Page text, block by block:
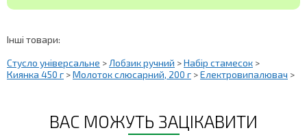
Інші товари:
Стусло універсальне >Лобзик ручний >Набір стамесок >
Киянка 450 г >Молоток слюсарний, 200 г >Електровипалювач >
ВАС МОЖУТЬ ЗАЦІКАВИТИ